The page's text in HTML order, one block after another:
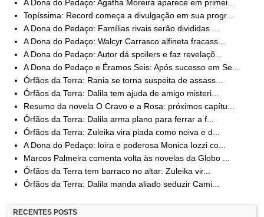
A Dona do Pedaço: Agatha Moreira aparece em primei...
Topíssima: Record começa a divulgação em sua progr...
A Dona do Pedaço: Famílias rivais serão divididas ...
A Dona do Pedaço: Walcyr Carrasco alfineta fracass...
A Dona do Pedaço: Autor dá spoilers e faz revelaçõ...
A Dona do Pedaço e Éramos Seis: Após sucesso em Se...
Órfãos da Terra: Rania se torna suspeita de assass...
Órfãos da Terra: Dalila tem ajuda de amigo misteri...
Resumo da novela O Cravo e a Rosa: próximos capítu...
Órfãos da Terra: Dalila arma plano para ferrar a f...
Órfãos da Terra: Zuleika vira piada como noiva e d...
A Dona do Pedaço: loira e poderosa Monica Iozzi co...
Marcos Palmeira comenta volta às novelas da Globo ...
Órfãos da Terra tem barraco no altar: Zuleika vir...
Órfãos da Terra: Dalila manda aliado seduzir Cami...
RECENTES POSTS